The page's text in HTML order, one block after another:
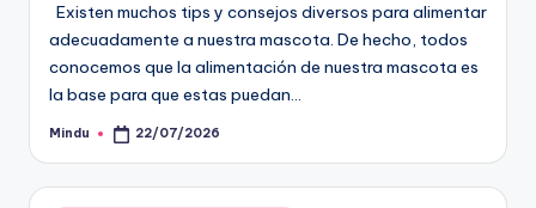
Existen muchos tips y consejos diversos para alimentar
adecuadamente a nuestra mascota. De hecho, todos
conocemos que la alimentación de nuestra mascota es
la base para que estas puedan…
Publicado
Mindu 22/07/2026